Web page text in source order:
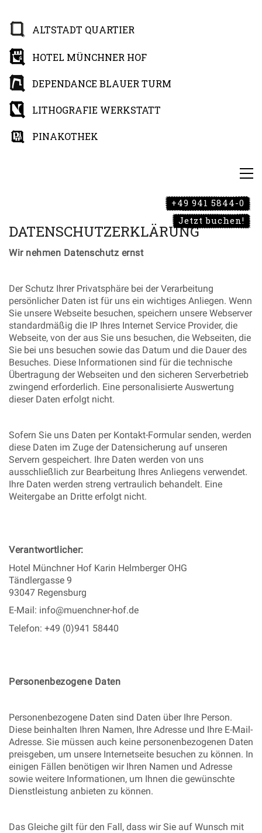
ALTSTADT QUARTIER
HOTEL MÜNCHNER HOF
DEPENDANCE BLAUER TURM
LITHOGRAFIE WERKSTATT
PINAKOTHEK
+49 941 5844-0
Jetzt buchen!
DATENSCHUTZERKLÄRUNG
Wir nehmen Datenschutz ernst
Der Schutz Ihrer Privatsphäre bei der Verarbeitung
persönlicher Daten ist für uns ein wichtiges Anliegen. Wenn
Sie unsere Webseite besuchen, speichern unsere Webserver
standardmäßig die IP Ihres Internet Service Provider, die
Webseite, von der aus Sie uns besuchen, die Webseiten, die
Sie bei uns besuchen sowie das Datum und die Dauer des
Besuches. Diese Informationen sind für die technische
Übertragung der Webseiten und den sicheren Serverbetrieb
zwingend erforderlich. Eine personalisierte Auswertung
dieser Daten erfolgt nicht.
Sofern Sie uns Daten per Kontakt-Formular senden, werden
diese Daten im Zuge der Datensicherung auf unseren
Servern gespeichert. Ihre Daten werden von uns
ausschließlich zur Bearbeitung Ihres Anliegens verwendet.
Ihre Daten werden streng vertraulich behandelt. Eine
Weitergabe an Dritte erfolgt nicht.
Verantwortlicher:
Hotel Münchner Hof Karin Helmberger OHG
Tändlergasse 9
93047 Regensburg
E-Mail: info@muenchner-hof.de
Telefon: +49 (0)941 58440
Personenbezogene Daten
Personenbezogene Daten sind Daten über Ihre Person.
Diese beinhalten Ihren Namen, Ihre Adresse und Ihre E-Mail-
Adresse. Sie müssen auch keine personenbezogenen Daten
preisgeben, um unsere Internetseite besuchen zu können. In
einigen Fällen benötigen wir Ihren Namen und Adresse
sowie weitere Informationen, um Ihnen die gewünschte
Dienstleistung anbieten zu können.
Das Gleiche gilt für den Fall, dass wir Sie auf Wunsch mit